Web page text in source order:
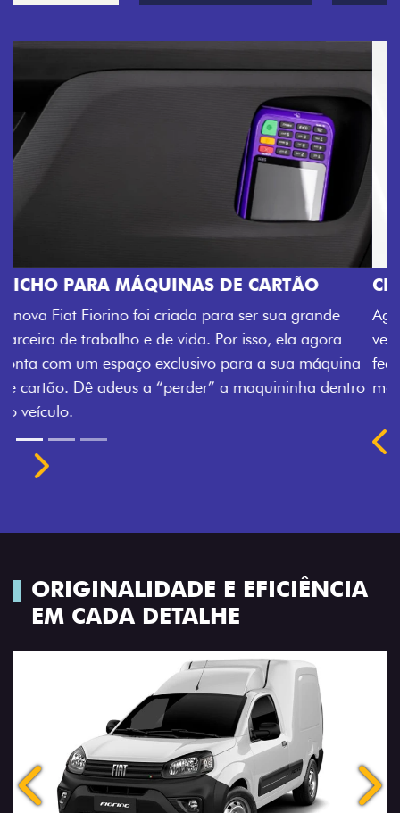
CHAVE COM TELECOMANDO
Agora, a chave da sua nova Fiorino pode abrir o
veículo também à distância, e não mais somente
fechadura. São detalhes como esse que trazem
mais fluidez para o seu dia de trabalho.
Previous
Next
ORIGINALIDADE E EFICIÊNCIA
EM CADA DETALHE
Anterior